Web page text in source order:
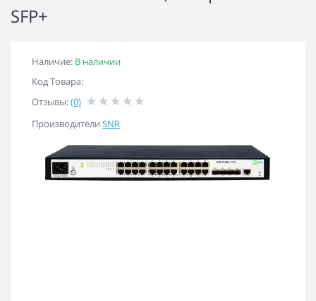
SFP+
Наличие: В наличии
Код Товара:
Отзывы:(0)
Производители SNR